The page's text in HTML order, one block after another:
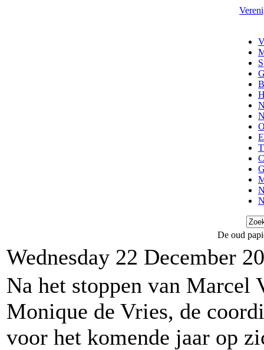
De oud
Wednesday 22 December
Na het stoppen van Marcel
Monique de Vries, de
voor het komende jaar op